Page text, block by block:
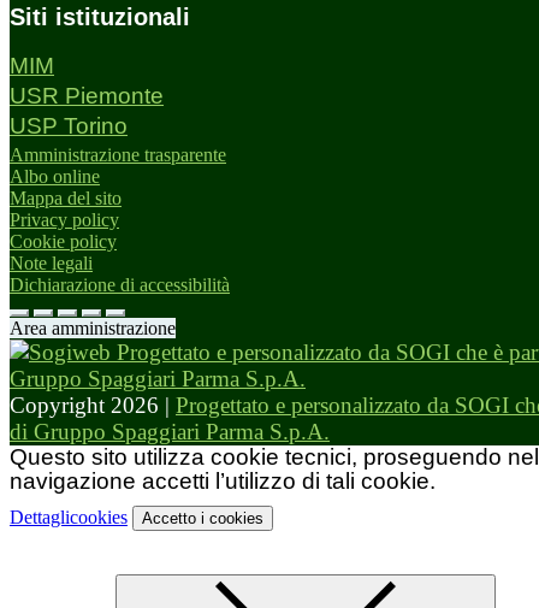
Siti istituzionali
MIM
USR Piemonte
USP Torino
Amministrazione trasparente
Albo online
Mappa del sito
Privacy policy
Cookie policy
Note legali
Dichiarazione di accessibilità
Area amministrazione
Copyright 2026 | Progettato e personalizzato da SOGI
di Gruppo Spaggiari Parma S.p.A.
Questo sito utilizza cookie tecnici, proseguendo
navigazione accetti l’utilizzo di tali cookie.
Dettaglicookies Accetto i cookies